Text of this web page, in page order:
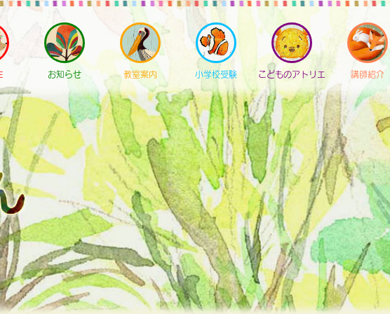
お知らせ 教室案内 小学校受験 こどものアトリエ 講師紹介